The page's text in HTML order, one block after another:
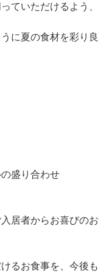
ていただけるよう、
に夏の食材を彩り良
盛り合わせ
居者からお喜びのお
るお食事を、今後も